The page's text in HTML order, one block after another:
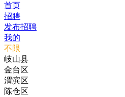
首页
招聘
发布招聘
我的
不限
岐山县
金台区
渭滨区
陈仓区